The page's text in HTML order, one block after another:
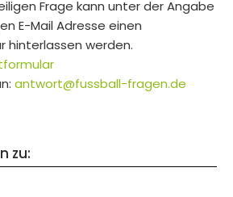
Frage kann unter der Angabe
E-Mail Adresse einen
hinterlassen werden.
antwort@fussball-fragen.de
zu: